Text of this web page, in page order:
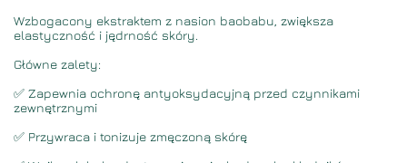
Wzbogacony ekstraktem z nasion baobabu, zwiększa
elastyczność i jędrność skóry.
Główne zalety:
✅ Zapewnia ochronę antyoksydacyjną przed czynnikami
zewnętrznymi
✅ Przywraca i tonizuje zmęczoną skórę